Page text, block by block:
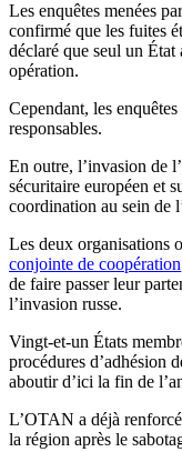
Les enquêtes menées
confirmé que les fuites
déclaré que seul un
opération.
Cependant, les
responsables.
En outre, l’invasion de
sécuritaire européen et
coordination au sein de
Les deux organisations
conjointe de coopération
de faire passer leur
l’invasion russe.
Vingt-et-un États
procédures d’adhésion
aboutir d’ici la fin de
L’OTAN a déjà
la région après le